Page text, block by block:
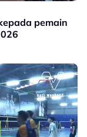
pemain